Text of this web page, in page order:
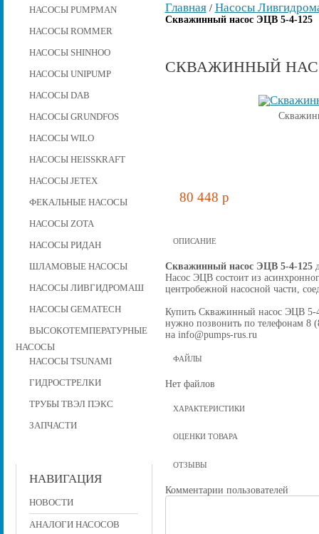
НАСОСЫ PUMPMAN
НАСОСЫ ROMMER
НАСОСЫ SHINHOO
НАСОСЫ UNIPUMP
НАСОСЫ DAB
НАСОСЫ GRUNDFOS
НАСОСЫ WILO
НАСОСЫ HEISSKRAFT
НАСОСЫ JETEX
ФЕКАЛЬНЫЕ НАСОСЫ
НАСОСЫ ZOTA
НАСОСЫ РИДАН
ШЛАМОВЫЕ НАСОСЫ
НАСОСЫ ЛИВГИДРОМАШ
НАСОСЫ GEMATECH
ВЫСОКОТЕМПЕРАТУРНЫЕ
НАСОСЫ
НАСОСЫ TSUNAMI
ГИДРОСТРЕЛКИ
ТРУБЫ ТВЭЛ ПЭКС
ЗАПЧАСТИ
НАВИГАЦИЯ
НОВОСТИ
АНАЛОГИ НАСОСОВ
Главная/ Насосы
Скважинный насос ЭЦВ 5-4-125
СКВАЖИННЫЙ
80 448 p
ОПИСАНИЕ
Скважинный насос ЭЦВ 5-4-125
Насос ЭЦВ состоит из
центробежной наcосной части,
Купить Скважинный насос ЭЦВ 5-
нужно позвонить по телефонам 8
на info@pumps-rus.ru
ФАЙЛЫ
Нет файлов
ХАРАКТЕРИСТИКИ
ОЦЕНКИ ТОВАРА
ОТЗЫВЫ
Комментарии пользователей